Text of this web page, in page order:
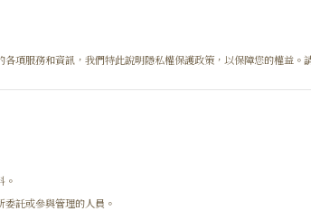
項服務和資訊，我們特此說明隱私權保護政策，以保障您的權益。
。
託或參與管理的人員。